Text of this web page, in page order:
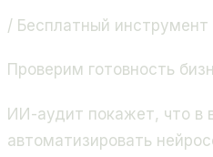
/ Бесплатный инструмент
Проверим готовность
ИИ-аудит покажет, что в
автоматизировать